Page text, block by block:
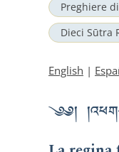
Preghiere
Dieci Sūtra
English |
༄༅།